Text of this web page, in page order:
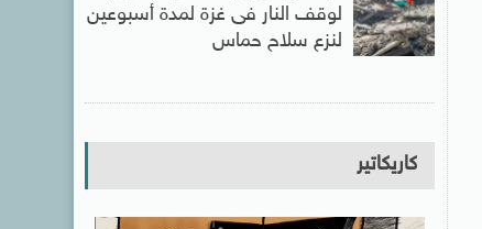
لوقف النار فى غزة لمدة أسبوعين
لنزع سلاح حماس
كاريكاتير